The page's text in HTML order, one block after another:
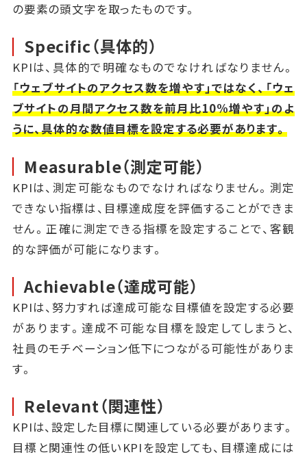
の要素の頭文字を取ったものです。
Specific（具体的）
KPIは、具体的で明確なものでなければなりません。
「ウェブサイトのアクセス数を増やす」ではなく、「ウェ
ブサイトの月間アクセス数を前月比10%増やす」のよ
うに、具体的な数値目標を設定する必要があります。
Measurable（測定可能）
KPIは、測定可能なものでなければなりません。測定
できない指標は、目標達成度を評価することができま
せん。正確に測定できる指標を設定することで、客観
的な評価が可能になります。
Achievable（達成可能）
KPIは、努力すれば達成可能な目標値を設定する必要
があります。達成不可能な目標を設定してしまうと、
社員のモチベーション低下につながる可能性がありま
す。
Relevant（関連性）
KPIは、設定した目標に関連している必要があります。
目標と関連性の低いKPIを設定しても、目標達成には